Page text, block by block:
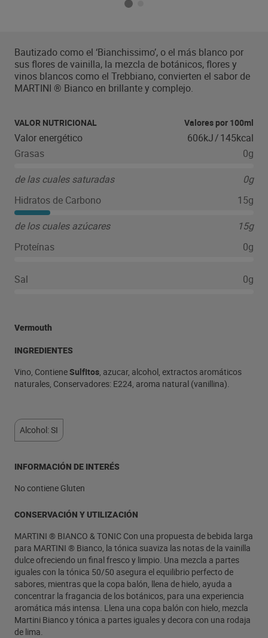
Bautizado como el ‘Bianchissimo’, o el más blanco por
sus flores de vainilla, la mezcla de botánicos, flores y
vinos blancos como el Trebbiano, convierten el sabor de
MARTINI ® Bianco en brillante y complejo.
VALOR NUTRICIONAL Valores por 100ml
Valor energético 606kJ/145kcal
Grasas
0g
de las cuales saturadas
0g
Hidratos de Carbono
15g
de los cuales azúcares
15g
Proteínas
0g
Sal 0g
Vermouth
INGREDIENTES
Vino, ContieneSulfItos, azucar, alcohol, extractos aromáticos
naturales, Conservadores: E224, aroma natural (vanillina).
Alcohol: SI
INFORMACIÓN DE INTERÉS
No contiene Gluten
CONSERVACIÓN Y UTILIZACIÓN
MARTINI ® BIANCO & TONIC Con una propuesta de bebida larga
para MARTINI ® Bianco, la tónica suaviza las notas de la vainilla
dulce ofreciendo un final fresco y limpio. Una mezcla a partes
iguales con la tónica 50/50 asegura el equilibrio perfecto de
sabores, mientras que la copa balón, llena de hielo, ayuda a
concentrar la fragancia de los botánicos, para una experiencia
aromática más intensa. Llena una copa balón con hielo, mezcla
Martini Bianco y tónica a partes iguales y decora con una rodaja
de lima.